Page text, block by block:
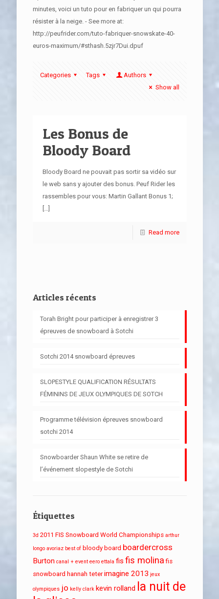
minutes, voici un tuto pour en fabriquer un qui pourra
résister à la neige. - See more at:
http://peufrider.com/tuto-fabriquer-snowskate-40-
euros-maximum/#sthash.5zjr7Dui.dpuf
Categories Tags
Authors
Show all
Les Bonus de
Bloody Board
Bloody Board ne pouvait pas sortir sa vidéo sur
le web sans y ajouter des bonus. Peuf Rider les
rassembles pour vous: Martin Gallant Bonus 1;
[…]
Read more
Articles récents
Torah Bright pour participer à enregistrer 3
épreuves de snowboard à Sotchi
Sotchi 2014 snowboard épreuves
SLOPESTYLE QUALIFICATION RÉSULTATS
FÉMININS DE JEUX OLYMPIQUES DE SOTCH
Programme télévision épreuves snowboard
sotchi 2014
Snowboarder Shaun White se retire de
l’événement slopestyle de Sotchi
Étiquettes
3d 2011 FIS Snowboard World Championships arthur
longo avoriaz best of bloody board boardercross
Burton canal + event eero ettala fis fis molina fis
snowboard hannah teter imagine 2013 jeux
olympiques jo kelly clark kevin rolland la nuit de